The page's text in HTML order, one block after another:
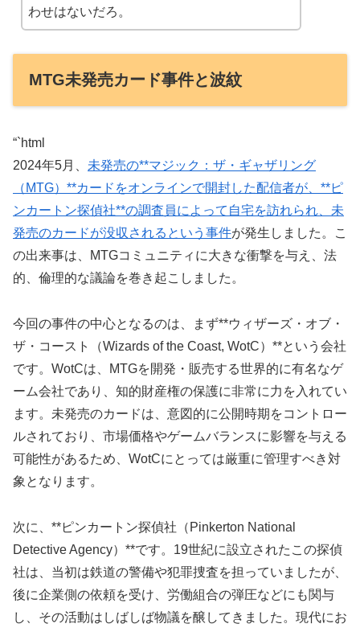
わせはないだろ。
MTG未発売カード事件と波紋
“`html
2024年5月、 未発売の**マジック：ザ・ギャザリング
（MTG）**カードをオンラインで開封した配信者が、**ピ
ンカートン探偵社**の調査員によって自宅を訪れられ、未
発売のカードが没収されるという事件が発生しました。こ
の出来事は、MTGコミュニティに大きな衝撃を与え、法
的、倫理的な議論を巻き起こしました。
今回の事件の中心となるのは、まず**ウィザーズ・オブ・
ザ・コースト（Wizards of the Coast, WotC）**という会社
です。WotCは、MTGを開発・販売する世界的に有名なゲ
ーム会社であり、知的財産権の保護に非常に力を入れてい
ます。未発売のカードは、意図的に公開時期をコントロー
ルされており、市場価格やゲームバランスに影響を与える
可能性があるため、WotCにとっては厳重に管理すべき対
象となります。
次に、**ピンカートン探偵社（Pinkerton National
Detective Agency）**です。19世紀に設立されたこの探偵
社は、当初は鉄道の警備や犯罪捜査を担っていましたが、
後に企業側の依頼を受け、労働組合の弾圧などにも関与
し、その活動はしばしば物議を醸してきました。現代にお